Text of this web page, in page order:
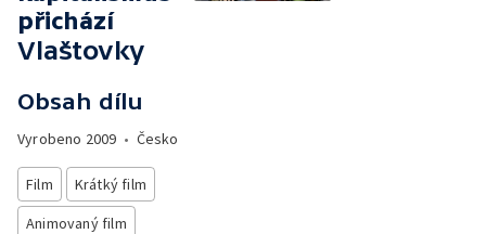
přichází
Vlaštovky
Obsah dílu
Vyrobeno 2009 • Česko
Film
Krátký film
Animovaný film